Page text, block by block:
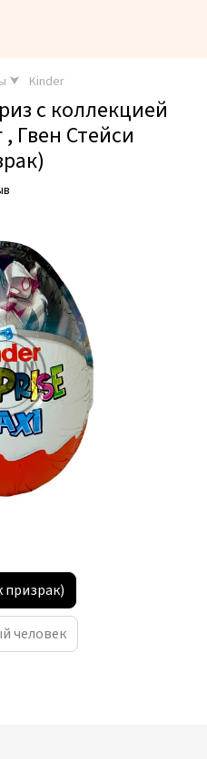
⮟ Kinder
с коллекцией
Гвен Стейси
призрак)
человек